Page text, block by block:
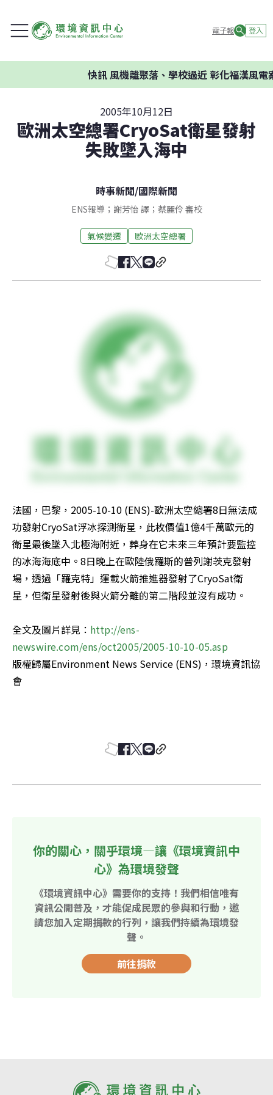
電子報 登入
快訊風機離聚落、學校過近 彰化福漢風電
2005年10月12日
歐洲太空總署CryoSat衛星發射
失敗墜入海中
時事新聞/國際新聞
ENS報導；謝芳怡 譯；蔡麗伶 審校
氣候變遷 歐洲太空總署
法國，巴黎，2005-10-10 (ENS)-歐洲太空總署8日無法成
功發射CryoSat浮冰探測衛星，此枚價值1億4千萬歐元的
衛星最後墜入北極海附近，葬身在它未來三年預計要監控
的冰海海底中。8日晚上在歐陸俄羅斯的普列謝茨克發射
場，透過「羅克特」運載火箭推進器發射了CryoSat衛
星，但衛星發射後與火箭分離的第二階段並沒有成功。
全文及圖片詳見： http://ens-
newswire.com/ens/oct2005/2005-10-10-05.asp
版權歸屬Environment News Service (ENS)，環境資訊協
會
你的關心，關乎環境—讓《環境資訊中
心》為環境發聲
《環境資訊中心》需要你的支持！我們相信唯有
資訊公開普及，才能促成民眾的參與和行動，邀
請您加入定期捐款的行列，讓我們持續為環境發
聲。
前往捐款